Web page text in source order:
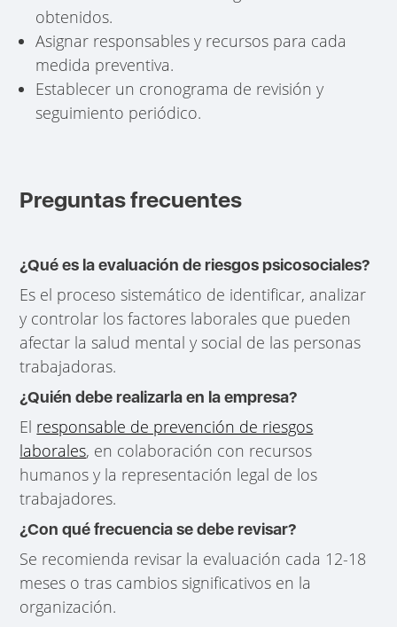
obtenidos.
Asignar responsables y recursos para cada
medida preventiva.
Establecer un cronograma de revisión y
seguimiento periódico.
Preguntas frecuentes
¿Qué es la evaluación de riesgos psicosociales?
Es el proceso sistemático de identificar, analizar
y controlar los factores laborales que pueden
afectar la salud mental y social de las personas
trabajadoras.
¿Quién debe realizarla en la empresa?
El responsable de prevención de riesgos
laborales, en colaboración con recursos
humanos y la representación legal de los
trabajadores.
¿Con qué frecuencia se debe revisar?
Se recomienda revisar la evaluación cada 12-18
meses o tras cambios significativos en la
organización.